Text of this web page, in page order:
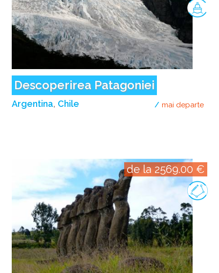
Descoperirea Patagoniei
Argentina Chile mai departe
de la 2569.00 €